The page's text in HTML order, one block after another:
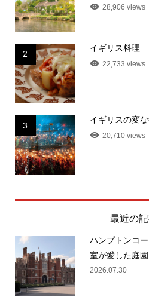
28,906 views
2
イギリス料理
22,733 views
3
イギリスの変
20,710 views
最近の
ハンプトンコ
室が愛した庭
2026.07.30